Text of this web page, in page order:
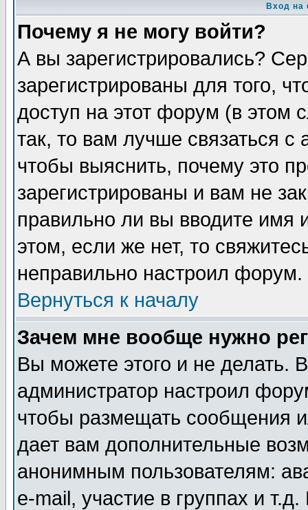
Вход на
Почему я не могу войти?
А вы зарегистрировались?
зарегистрированы для того,
доступ на этот форум (в этом
так, то вам лучше связаться
чтобы выяснить, почему это
зарегистрированы и вам не
правильно ли вы вводите
этом, если же нет, то
неправильно настроил форум.
Вернуться к началу
Зачем мне вообще нужно
Вы можете этого и не делать.
администратор настроил
чтобы размещать сообщения
дает вам дополнительные
анонимным пользователям:
e-mail, участие в группах и